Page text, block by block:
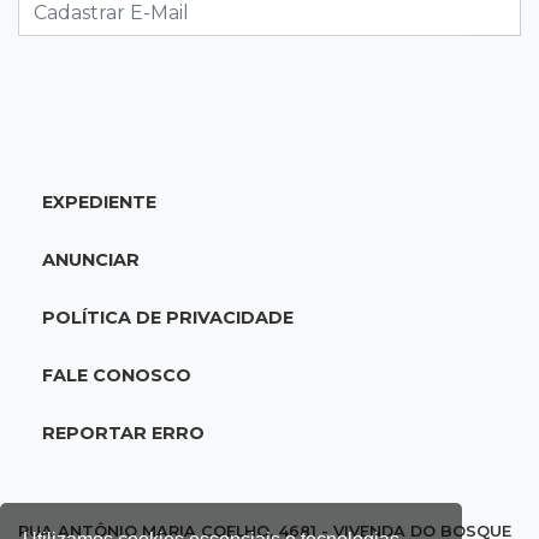
prometem 265 empregos na Capital
13:27Ceasa
queda de 16% na 1ª semana de agosto
13:16 Beco
Com sangue da vítima na calça, homem
Tiradentes
Mutirão irá ao Bairro Oliveira com doação de
EXPEDIENTE
ANUNCIAR
POLÍTICA DE PRIVACIDADE
FALE CONOSCO
REPORTAR ERRO
RUA ANTÔNIO MARIA COELHO, 4681 - VIVENDA DO BOSQUE